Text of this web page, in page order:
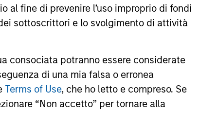
al fine di prevenire l’uso improprio di fondi
sottoscrittori e lo svolgimento di attività
consociata potranno essere considerate
di una mia falsa o erronea
Terms of Use, che ho letto e compreso. Se
“Non accetto” per tornare alla
le commissioni e gli oneri relativi all’emissione e al
(“MSIM Ltd”).
al netto delle commissioni. I dati di performance da
investire si consiglia di valutare attentamente gli
variazione molto più elevata, sia in senso positivo